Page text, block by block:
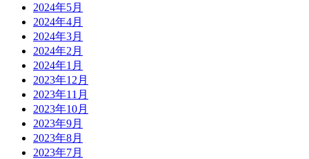
2024年5月
2024年4月
2024年3月
2024年2月
2024年1月
2023年12月
2023年11月
2023年10月
2023年9月
2023年8月
2023年7月